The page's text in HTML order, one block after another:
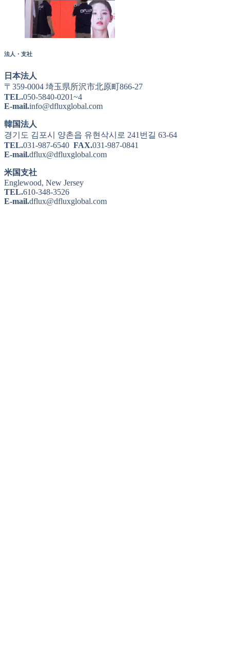
法人・支社
日本法人
〒359-0004 埼玉県所沢市北原町866-27
TEL.050-5840-0201~4
E-mail.info@dfluxglobal.com
韓国法人
경기도 김포시 양촌읍 유현삭시로 241번길 63-64
TEL.031-987-6540 FAX.031-987-0841
E-mail.dflux@dfluxglobal.com
米国支社
Englewood, New Jersey
TEL.610-348-3526
E-mail.dflux@dfluxglobal.com